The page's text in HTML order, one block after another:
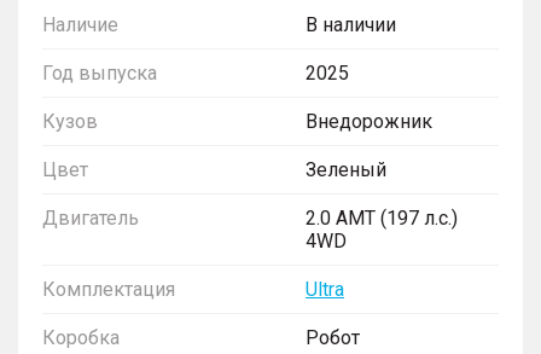
Наличие В наличии
Год выпуска 2025
Кузов Внедорожник
Цвет Зеленый
Двигатель
2.0 AMT (197 л.с.)
4WD
Комплектация Ultra
Коробка Робот